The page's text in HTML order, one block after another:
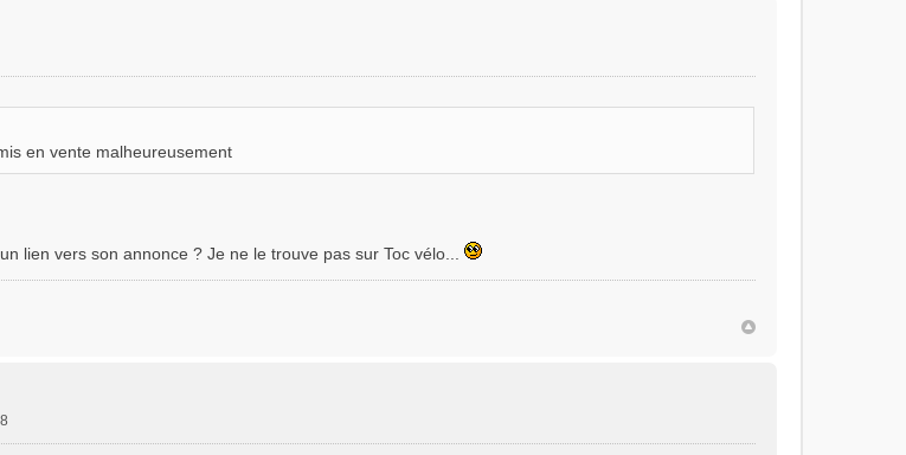
en vente malheureusement
lien vers son annonce ? Je ne le trouve pas sur Toc vélo...